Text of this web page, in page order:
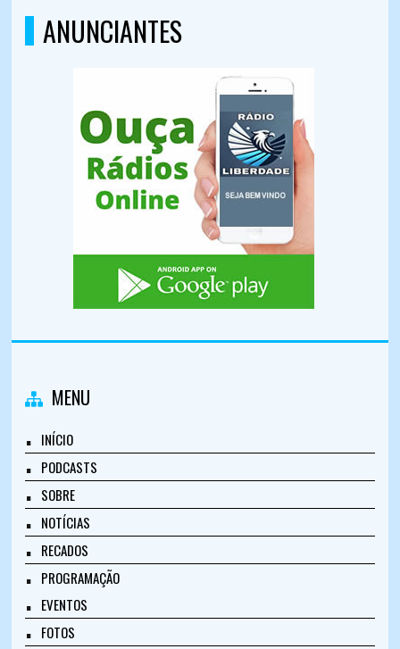
ANUNCIANTES
MENU
INÍCIO
PODCASTS
SOBRE
NOTÍCIAS
RECADOS
PROGRAMAÇÃO
EVENTOS
FOTOS